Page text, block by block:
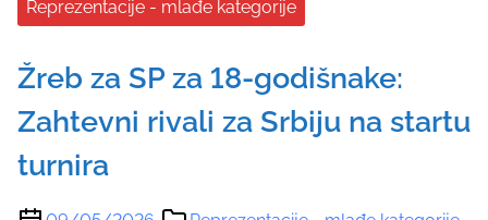
Reprezentacije - mlađe kategorije
Žreb za SP za 18-godišnake:
Zahtevni rivali za Srbiju na startu
turnira